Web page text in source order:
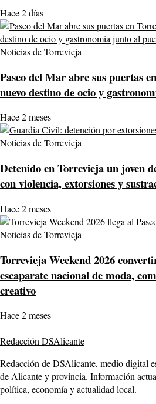
Hace 2 días
Noticias de Torrevieja
Paseo del Mar abre sus puertas
nuevo destino de ocio y
Hace 2 meses
Noticias de Torrevieja
Detenido en Torrevieja un joven
con violencia, extorsiones y
Hace 2 meses
Noticias de Torrevieja
Torrevieja Weekend 2026
escaparate nacional de moda,
creativo
Hace 2 meses
Redacción DSAlicante
Redacción de DSAlicante, medio digital
de Alicante y provincia. Información
política, economía y actualidad local.